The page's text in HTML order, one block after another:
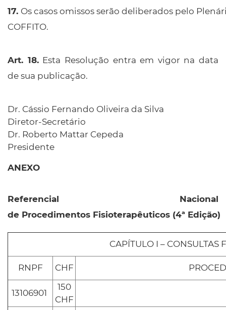
Os casos omissos serão deliberados pelo
COFFITO.
Esta Resolução entra em vigor na data
de sua publicação.
Dr. Cássio Fernando Oliveira da Silva
Diretor-Secretário
Dr. Roberto Mattar Cepeda
Presidente
CAPÍTULO I – CONSULTAS
RNPF CHF
13106901
150
CHF